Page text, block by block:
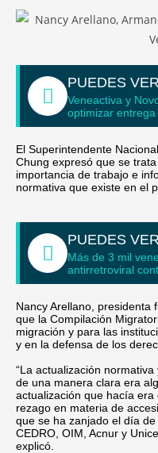
PUEDES VER
Veneactiva y
optimizar entrega
El Superintendente
Chung expresó que se
importancia de trabajo e
normativa que existe en el
PUEDES VER
Más de 3 mil
antirretroviral
Nancy Arellano, presidenta
que la Compilación
migración y para las
y en la defensa de los
“La actualización
de una manera clara era
actualización que hacía
rezago en materia de
que se ha zanjado el día
CEDRO, OIM, Acnur y
explicó.